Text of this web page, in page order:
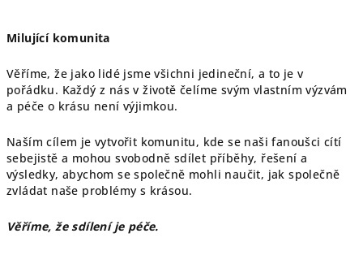
Milující komunita
Věříme, že jako lidé jsme všichni jedineční, a to je v
pořádku. Každý z nás v životě čelíme svým vlastním výzvám
a péče o krásu není výjimkou.
Naším cílem je vytvořit komunitu, kde se naši fanoušci cítí
sebejistě a mohou svobodně sdílet příběhy, řešení a
výsledky, abychom se společně mohli naučit, jak společně
zvládat naše problémy s krásou.
Věříme, že sdílení je péče.